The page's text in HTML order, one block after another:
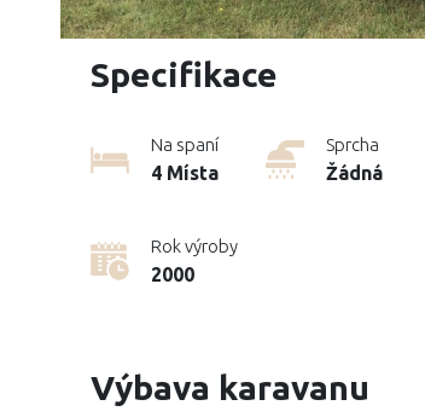
Specifikace
Na spaní
4 Místa
Sprcha
Žádná
Rok výroby
2000
Výbava karavanu